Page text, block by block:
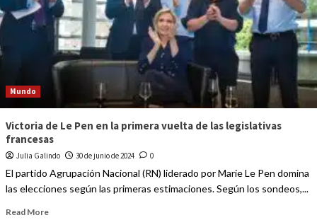
Mundo
Victoria de Le Pen en la primera vuelta de las legislativas
francesas
Julia Galindo 30 de junio de 2024 0
El partido Agrupación Nacional (RN) liderado por Marie Le Pen domina
las elecciones según las primeras estimaciones. Según los sondeos,...
Read More